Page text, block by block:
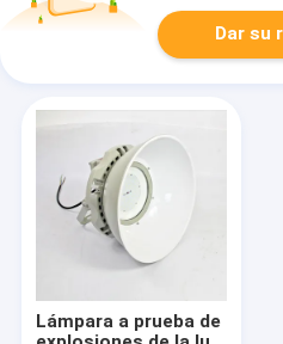
Dar su
Lámpara a prueba de